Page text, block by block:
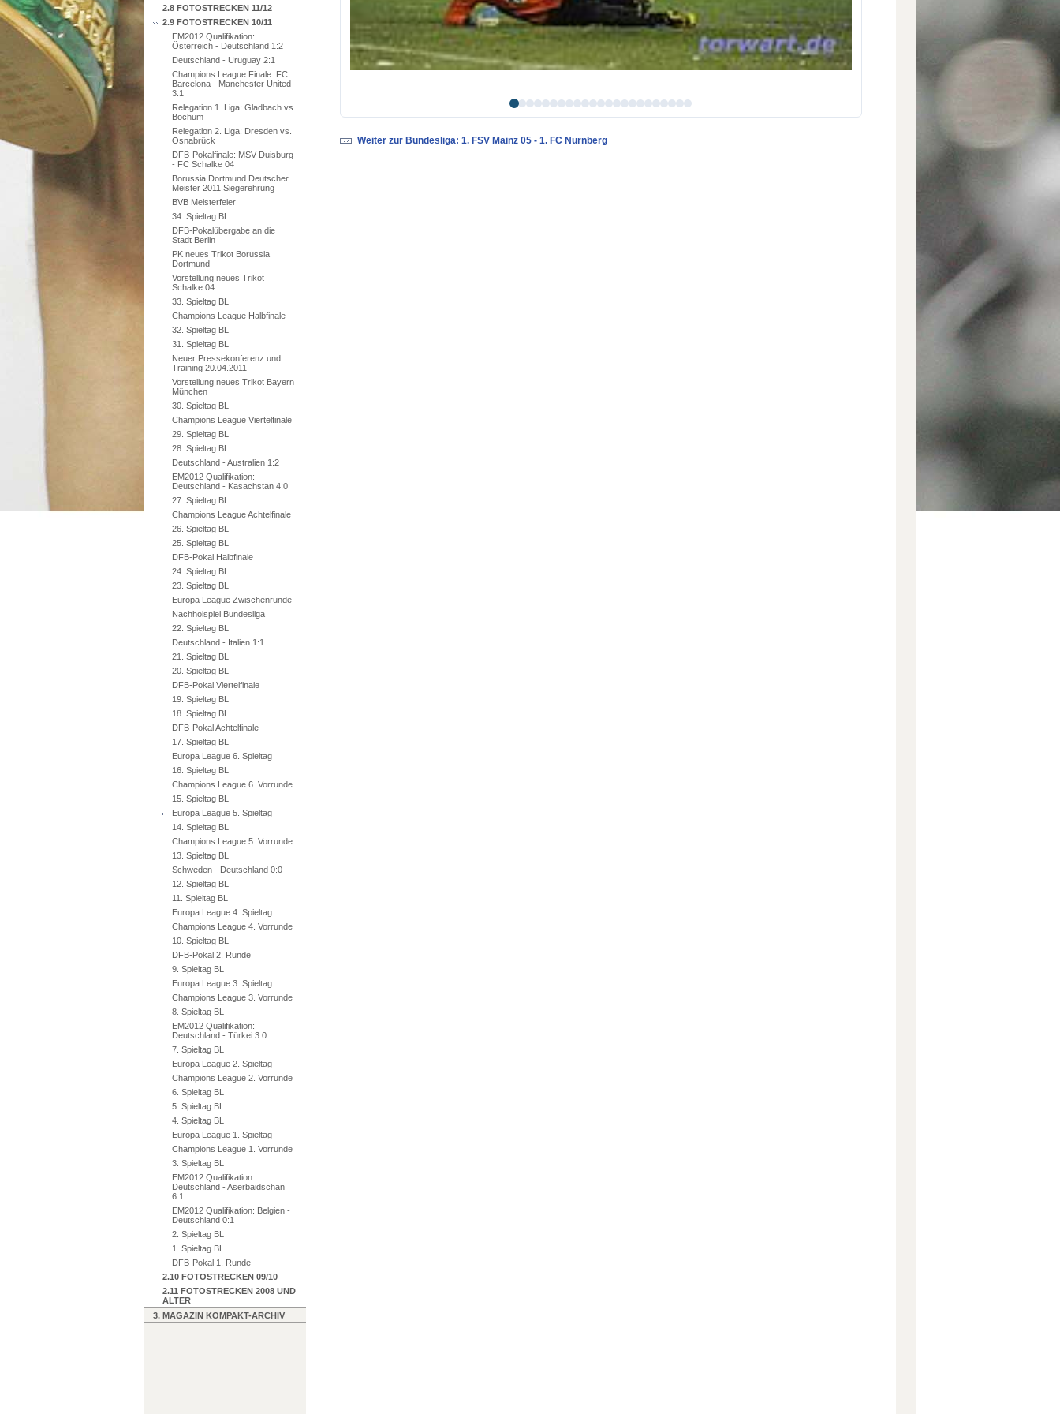
2.8 FOTOSTRECKEN 11/12
2.9 FOTOSTRECKEN 10/11
EM2012 Qualifikation:
Österreich - Deutschland 1:2
Deutschland - Uruguay 2:1
Champions League Finale: FC
Barcelona - Manchester United
3:1
Relegation 1. Liga: Gladbach vs.
Bochum
Relegation 2. Liga: Dresden vs.
Osnabrück
DFB-Pokalfinale: MSV Duisburg
- FC Schalke 04
Borussia Dortmund Deutscher
Meister 2011 Siegerehrung
BVB Meisterfeier
34. Spieltag BL
DFB-Pokalübergabe an die
Stadt Berlin
PK neues Trikot Borussia
Dortmund
Vorstellung neues Trikot
Schalke 04
33. Spieltag BL
Champions League Halbfinale
32. Spieltag BL
31. Spieltag BL
Neuer Pressekonferenz und
Training 20.04.2011
Vorstellung neues Trikot Bayern
München
30. Spieltag BL
Champions League Viertelfinale
29. Spieltag BL
28. Spieltag BL
Deutschland - Australien 1:2
EM2012 Qualifikation:
Deutschland - Kasachstan 4:0
27. Spieltag BL
Champions League Achtelfinale
26. Spieltag BL
25. Spieltag BL
DFB-Pokal Halbfinale
24. Spieltag BL
23. Spieltag BL
Europa League Zwischenrunde
Nachholspiel Bundesliga
22. Spieltag BL
Deutschland - Italien 1:1
21. Spieltag BL
20. Spieltag BL
DFB-Pokal Viertelfinale
19. Spieltag BL
18. Spieltag BL
DFB-Pokal Achtelfinale
17. Spieltag BL
Europa League 6. Spieltag
16. Spieltag BL
Champions League 6. Vorrunde
15. Spieltag BL
Europa League 5. Spieltag
14. Spieltag BL
Champions League 5. Vorrunde
13. Spieltag BL
Schweden - Deutschland 0:0
12. Spieltag BL
11. Spieltag BL
Europa League 4. Spieltag
Champions League 4. Vorrunde
10. Spieltag BL
DFB-Pokal 2. Runde
9. Spieltag BL
Europa League 3. Spieltag
Champions League 3. Vorrunde
8. Spieltag BL
EM2012 Qualifikation:
Deutschland - Türkei 3:0
7. Spieltag BL
Europa League 2. Spieltag
Champions League 2. Vorrunde
6. Spieltag BL
5. Spieltag BL
4. Spieltag BL
Europa League 1. Spieltag
Champions League 1. Vorrunde
3. Spieltag BL
EM2012 Qualifikation:
Deutschland - Aserbaidschan
6:1
EM2012 Qualifikation: Belgien -
Deutschland 0:1
2. Spieltag BL
1. Spieltag BL
DFB-Pokal 1. Runde
2.10 FOTOSTRECKEN 09/10
2.11 FOTOSTRECKEN 2008 UND
ÄLTER
3. MAGAZIN KOMPAKT-ARCHIV
Weiter zur Bundesliga: 1. FSV Mainz 05 - 1. FC Nürnberg